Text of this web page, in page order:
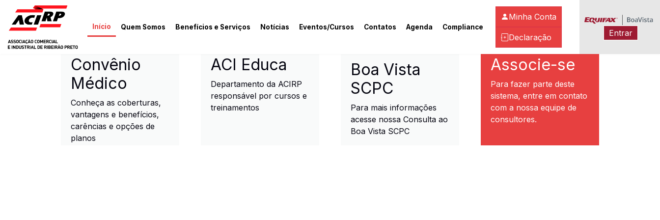
Pular para o conteúdo principal
Início Quem Somos Benefícios e Serviços Notícias Eventos/Cursos Contatos Agenda Compliance
Minha Conta
Declaração Entrar
ACIRP - Associação Comercial e Industrial de Ribeirão Preto
Convênio
Médico
Conheça as coberturas,
vantagens e benefícios,
carências e opções de
planos
ACI Educa
Departamento da ACIRP
responsável por cursos e
treinamentos
Boa Vista
SCPC
Para mais informações
acesse nossa Consulta ao
Boa Vista SCPC
Associe-se
Para fazer parte deste
sistema, entre em contato
com a nossa equipe de
consultores.